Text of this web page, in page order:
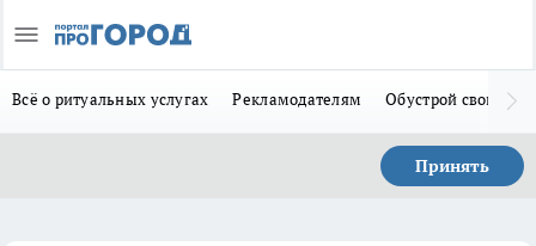
Всё о ритуальных услугах Рекламодателям Обустрой свой дом
Принять